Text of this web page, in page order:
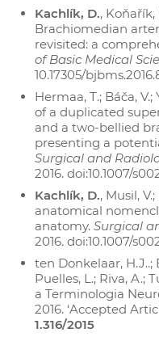
Kachlík, D., Koňařík,
Brachiomedian
revisited: a
of Basic Medical
10.17305/
Hermaa, T.; Báča, V.;
of a duplicated
and a two-bellied
presenting a
Surgical and
2016. doi:10.1007/
Kachlík, D., Musil,
anatomical
anatomy. Surgical
2016. doi:10.1007/
ten Donkelaar, H.J..;
Puelles, L.; Riva, A.;
a Terminologia
2016. ‘Accepted
1.316/2015